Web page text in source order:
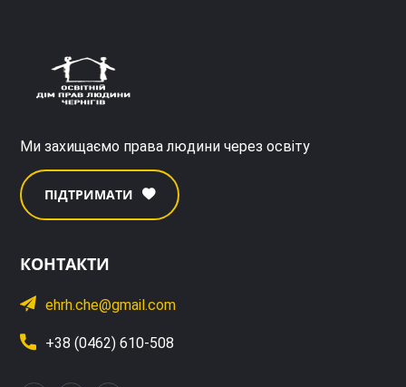
Ми захищаємо права людини через освіту
ПІДТРИМАТИ
КОНТАКТИ
ehrh.che@gmail.com
+38 (0462) 610-508